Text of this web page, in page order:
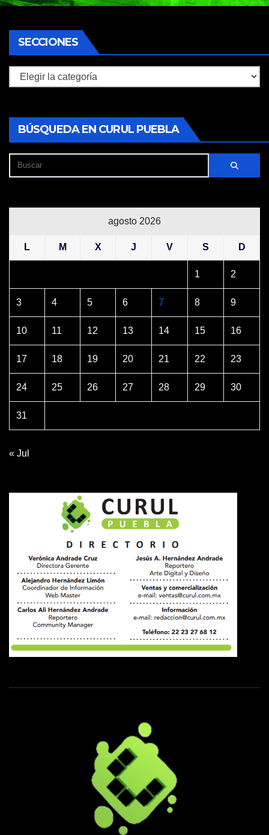
SECCIONES
Secciones
BÚSQUEDA EN CURUL PUEBLA
agosto 2026
L M X J V S D
1 2
3 4 5 6 7 8 9
10 11 12 13 14 15 16
17 18 19 20 21 22 23
24 25 26 27 28 29 30
31
« Jul